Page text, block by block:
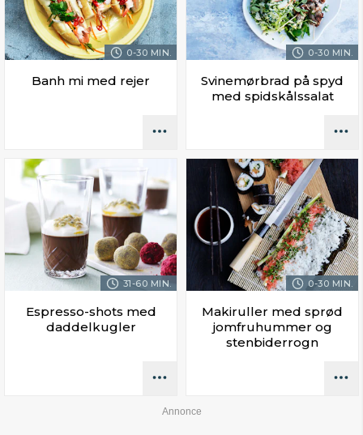
0-30 MIN.
Banh mi med rejer
0-30 MIN.
Svinemørbrad på spyd
med spidskålssalat
31-60 MIN.
Espresso-shots med
daddelkugler
0-30 MIN.
Makiruller med sprød
jomfruhummer og
stenbiderrogn